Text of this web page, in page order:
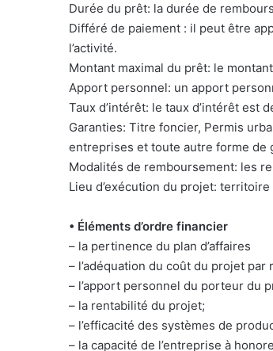
Durée du prêt: la durée de
Différé de paiement : il peut être
l’activité.
Montant maximal du prêt: le
Apport personnel: un apport
Taux d’intérêt: le taux d’intérêt est
Garanties: Titre foncier, Permis
entreprises et toute autre forme de
Modalités de remboursement: les
Lieu d’exécution du projet: territoire
• Éléments d’ordre financier
– la pertinence du plan d’affaires
– l’adéquation du coût du projet
– l’apport personnel du porteur du
– la rentabilité du projet;
– l’efficacité des systèmes de
– la capacité de l’entreprise à